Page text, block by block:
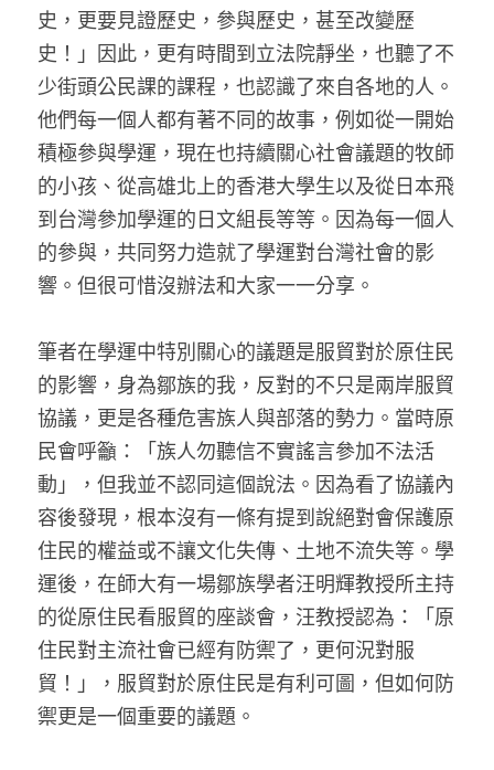
史，更要見證歷史，參與歷史，甚至改變歷
史！」因此，更有時間到立法院靜坐，也聽了不
少街頭公民課的課程，也認識了來自各地的人。
他們每一個人都有著不同的故事，例如從一開始
積極參與學運，現在也持續關心社會議題的牧師
的小孩、從高雄北上的香港大學生以及從日本飛
到台灣參加學運的日文組長等等。因為每一個人
的參與，共同努力造就了學運對台灣社會的影
響。但很可惜沒辦法和大家一一分享。
筆者在學運中特別關心的議題是服貿對於原住民
的影響，身為鄒族的我，反對的不只是兩岸服貿
協議，更是各種危害族人與部落的勢力。當時原
民會呼籲：「族人勿聽信不實謠言參加不法活
動」，但我並不認同這個說法。因為看了協議內
容後發現，根本沒有一條有提到說絕對會保護原
住民的權益或不讓文化失傳、土地不流失等。學
運後，在師大有一場鄒族學者汪明輝教授所主持
的從原住民看服貿的座談會，汪教授認為：「原
住民對主流社會已經有防禦了，更何況對服
貿！」，服貿對於原住民是有利可圖，但如何防
禦更是一個重要的議題。